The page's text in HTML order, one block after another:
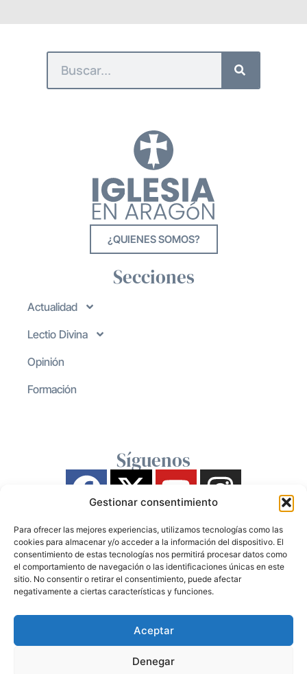
Gestionar consentimiento
Para ofrecer las mejores experiencias, utilizamos tecnologías como las
cookies para almacenar y/o acceder a la información del dispositivo. El
consentimiento de estas tecnologías nos permitirá procesar datos como
el comportamiento de navegación o las identificaciones únicas en este
sitio. No consentir o retirar el consentimiento, puede afectar
negativamente a ciertas características y funciones.
Aceptar
Denegar
¿QUIENES SOMOS?
Secciones
Actualidad
Lectio Divina
Opinión
Formación
Síguenos